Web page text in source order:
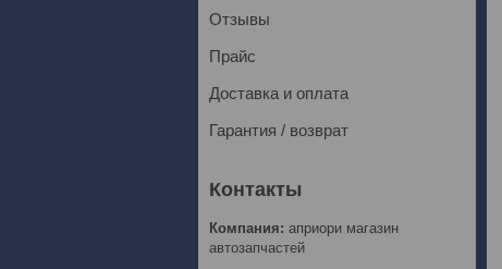
Отзывы
Прайс
Доставка и оплата
Гарантия / возврат
априори магазин
автозапчастей